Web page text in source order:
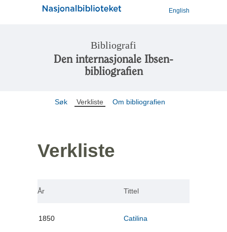
English
Bibliografi
Den internasjonale Ibsen-
bibliografien
Søk Verkliste Om bibliografien
Verkliste
År Tittel
1850 Catilina